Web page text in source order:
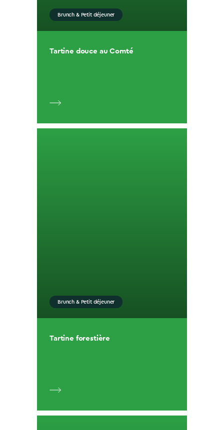
Brunch & Petit déjeuner
Tartine douce au Comté
Brunch & Petit déjeuner
Tartine forestière